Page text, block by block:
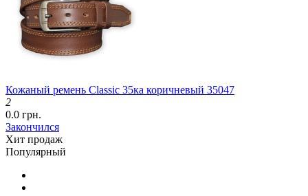
Кожаный ремень Classic 35ка коричневый 35047
2
0.0 грн.
Закончился
Хит продаж
Популярный